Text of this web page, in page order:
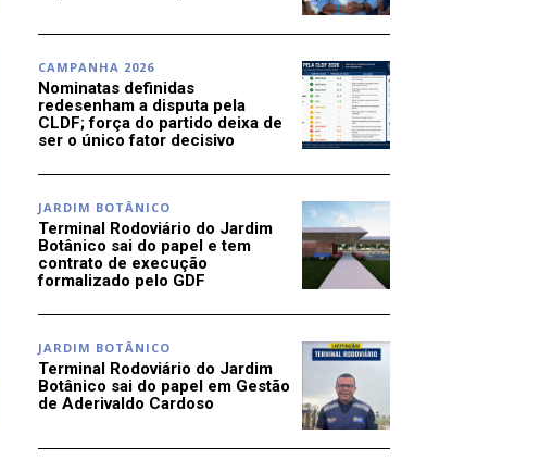
CAMPANHA 2026
Nominatas definidas
redesenham a disputa pela
CLDF; força do partido deixa de
ser o único fator decisivo
JARDIM BOTÂNICO
Terminal Rodoviário do Jardim
Botânico sai do papel e tem
contrato de execução
formalizado pelo GDF
JARDIM BOTÂNICO
Terminal Rodoviário do Jardim
Botânico sai do papel em Gestão
de Aderivaldo Cardoso